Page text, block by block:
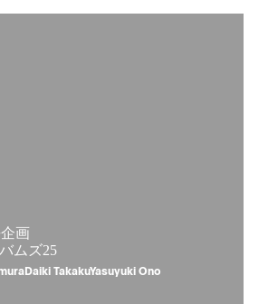
画
ムズ25
TakakuYasuyuki Ono